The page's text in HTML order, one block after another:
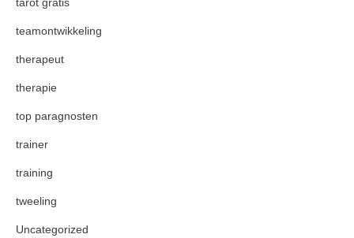
teamontwikkeling
therapeut
therapie
top paragnosten
trainer
training
tweeling
Uncategorized